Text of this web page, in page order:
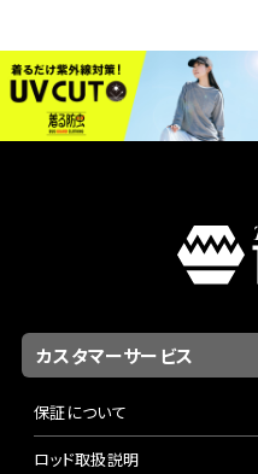
カスタマーサービス
保証について
ロッド取扱説明